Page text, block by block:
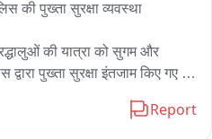
की पुख्ता सुरक्षा व्यवस्था
की यात्रा को सुगम और
पुख्ता सुरक्षा इंतजाम किए गए
किसी प्रकार की असुविधा न हो। Report